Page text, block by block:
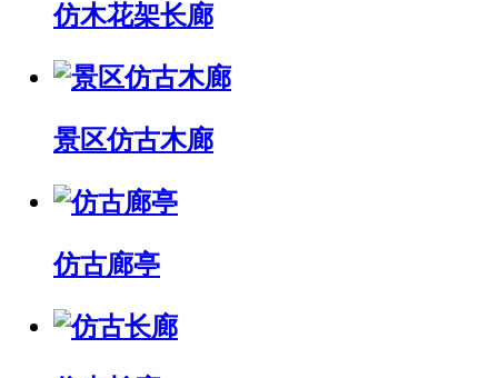
仿木花架长廊
景区仿古木廊
仿古廊亭